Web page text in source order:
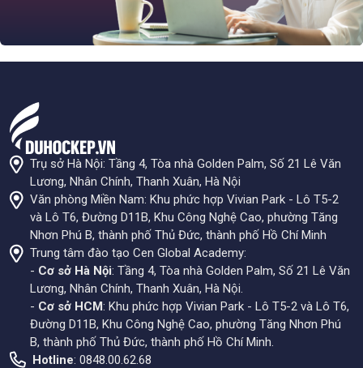
Trụ sở Hà Nội: Tầng 4, Tòa nhà Golden Palm, Số 21 Lê Văn
Lương, Nhân Chính, Thanh Xuân, Hà Nội
Văn phòng Miền Nam: Khu phức hợp Vivian Park - Lô T5-2
và Lô T6, Đường D11B, Khu Công Nghệ Cao, phường Tăng
Nhơn Phú B, thành phố Thủ Đức, thành phố Hồ Chí Minh
Trung tâm đào tạo Cen Global Academy:
- Cơ sở Hà Nội: Tầng 4, Tòa nhà Golden Palm, Số 21 Lê Văn
Lương, Nhân Chính, Thanh Xuân, Hà Nội.
- Cơ sở HCM: Khu phức hợp Vivian Park - Lô T5-2 và Lô T6,
Đường D11B, Khu Công Nghệ Cao, phường Tăng Nhơn Phú
B, thành phố Thủ Đức, thành phố Hồ Chí Minh.
Hotline: 0848.00.62.68